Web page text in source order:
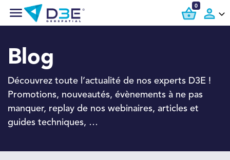
0
Blog
Découvrez toute l’actualité de nos experts D3E !
Promotions, nouveautés, évènements à ne pas
manquer, replay de nos webinaires, articles et
guides techniques, …